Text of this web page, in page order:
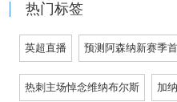
热门标签
英超直播 预测阿森纳新赛季
热刺主场悼念维纳布尔斯 加